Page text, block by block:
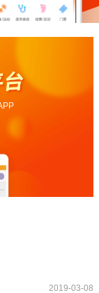
2019-03-08